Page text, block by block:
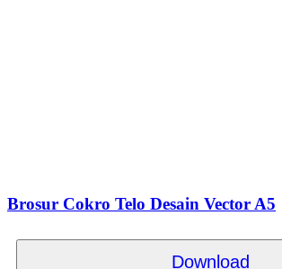
Brosur Cokro Telo Desain Vector A5
Download